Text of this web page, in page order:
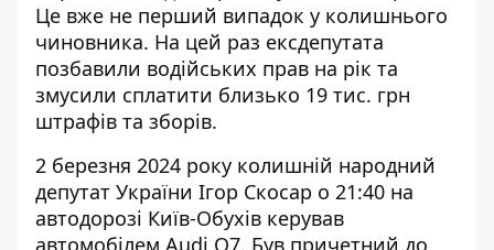
Це вже не перший випадок у колишнього
чиновника. На цей раз ексдепутата
позбавили водійських прав на рік та
змусили сплатити близько 19 тис. грн
штрафів та зборів.
2 березня 2024 року колишній народний
депутат України Ігор Скосар о 21:40 на
автодорозі Київ-Обухів керував
автомобілем Audi Q7. Був причетний до